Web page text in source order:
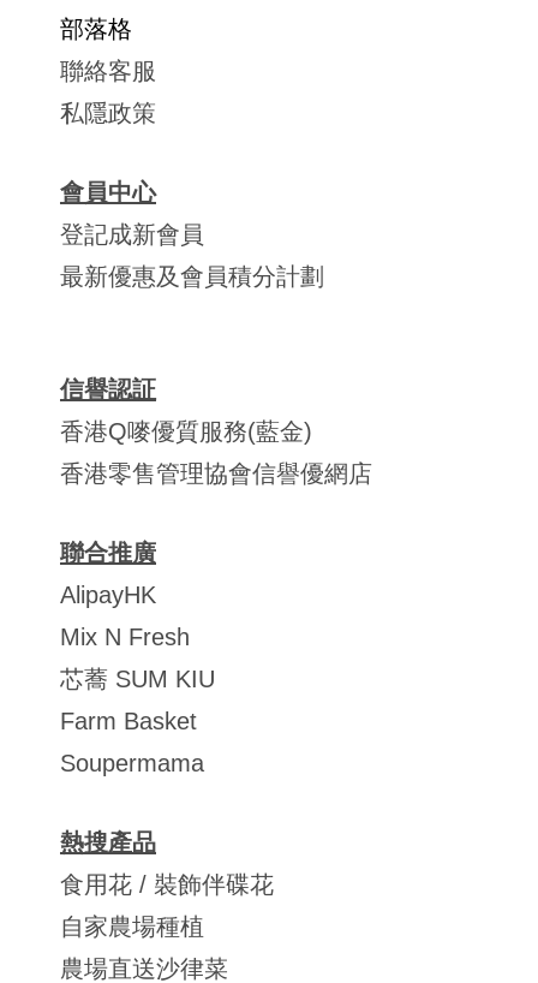
部落格
聯絡客服
私隱政策
會員中心
登記成新會員
最新優惠及會員積分計劃
信譽認証
香港Q嘜優質服務(藍金)
香港零售管理協會信譽優網店
聯合推廣
AlipayHK
Mix N Fresh
芯蕎 SUM KIU
Farm Basket
Soupermama
熱搜產品
食用花 / 裝飾伴碟花
自家農場種植
農場直送沙律菜